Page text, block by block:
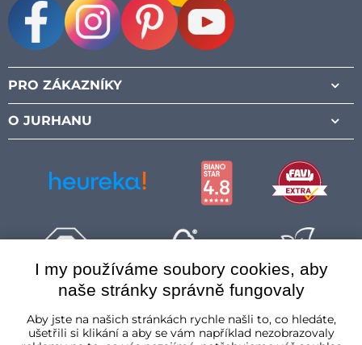
PRO ZÁKAZNÍKY
O JURHANU
I my používáme soubory cookies, aby
naše stránky správně fungovaly
Aby jste na našich stránkách rychle našli to, co hledáte,
ušetřili si klikání a aby se vám například nezobrazovaly